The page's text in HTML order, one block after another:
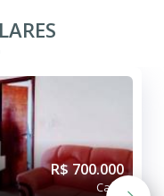
R$ 700.000
Casa